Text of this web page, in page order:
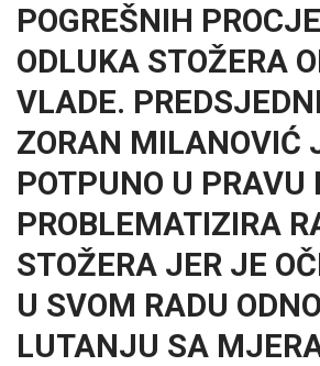
POGREŠNIH
ODLUKA STOŽERA
VLADE.
ZORAN MILANOVIĆ
POTPUNO U PRAVU
PROBLEMATIZIRA
STOŽERA JER JE
U SVOM RADU
LUTANJU SA